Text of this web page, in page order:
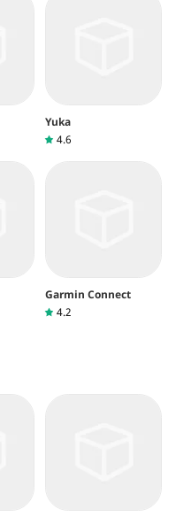
Yuka
4.6
Garmin Connect
4.2